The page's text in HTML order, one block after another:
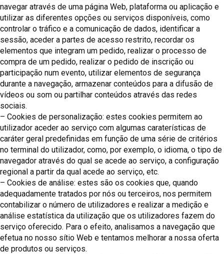
navegar através de uma página Web, plataforma ou aplicação e
utilizar as diferentes opções ou serviços disponíveis, como
controlar o tráfico e a comunicação de dados, identificar a
sessão, aceder a partes de acesso restrito, recordar os
elementos que integram um pedido, realizar o processo de
compra de um pedido, realizar o pedido de inscrição ou
participação num evento, utilizar elementos de segurança
durante a navegação, armazenar conteúdos para a difusão de
vídeos ou som ou partilhar conteúdos através das redes
sociais.
– Cookies de personalização: estes cookies permitem ao
utilizador aceder ao serviço com algumas caraterísticas de
caráter geral predefinidas em função de uma série de critérios
no terminal do utilizador, como, por exemplo, o idioma, o tipo de
navegador através do qual se acede ao serviço, a configuração
regional a partir da qual acede ao serviço, etc.
– Cookies de análise: estes são os cookies que, quando
adequadamente tratados por nós ou terceiros, nos permitem
contabilizar o número de utilizadores e realizar a medição e
análise estatística da utilização que os utilizadores fazem do
serviço oferecido. Para o efeito, analisamos a navegação que
efetua no nosso sítio Web e tentamos melhorar a nossa oferta
de produtos ou serviços.